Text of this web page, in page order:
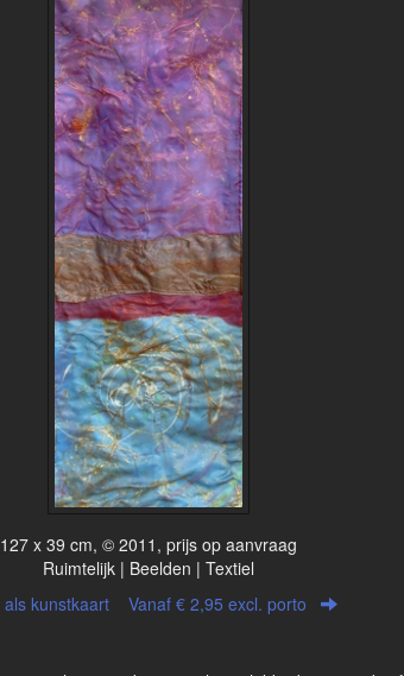
127 x 39 cm, © 2011, prijs op aanvraag
Ruimtelijk | Beelden | Textiel
als kunstkaart Vanaf € 2,95 excl. porto